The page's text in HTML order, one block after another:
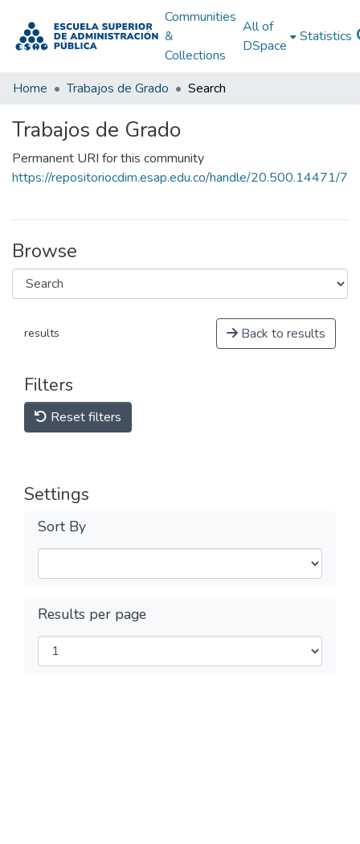
Communities
&
Collections
All of
DSpace
Statistics
Home Trabajos de Grado Search
Trabajos de Grado
Permanent URI for this community
https://repositoriocdim.esap.edu.co/handle/20.500.14471/7
Browse
results Back to results
Filters
Reset filters
Settings
Sort By
Results per page